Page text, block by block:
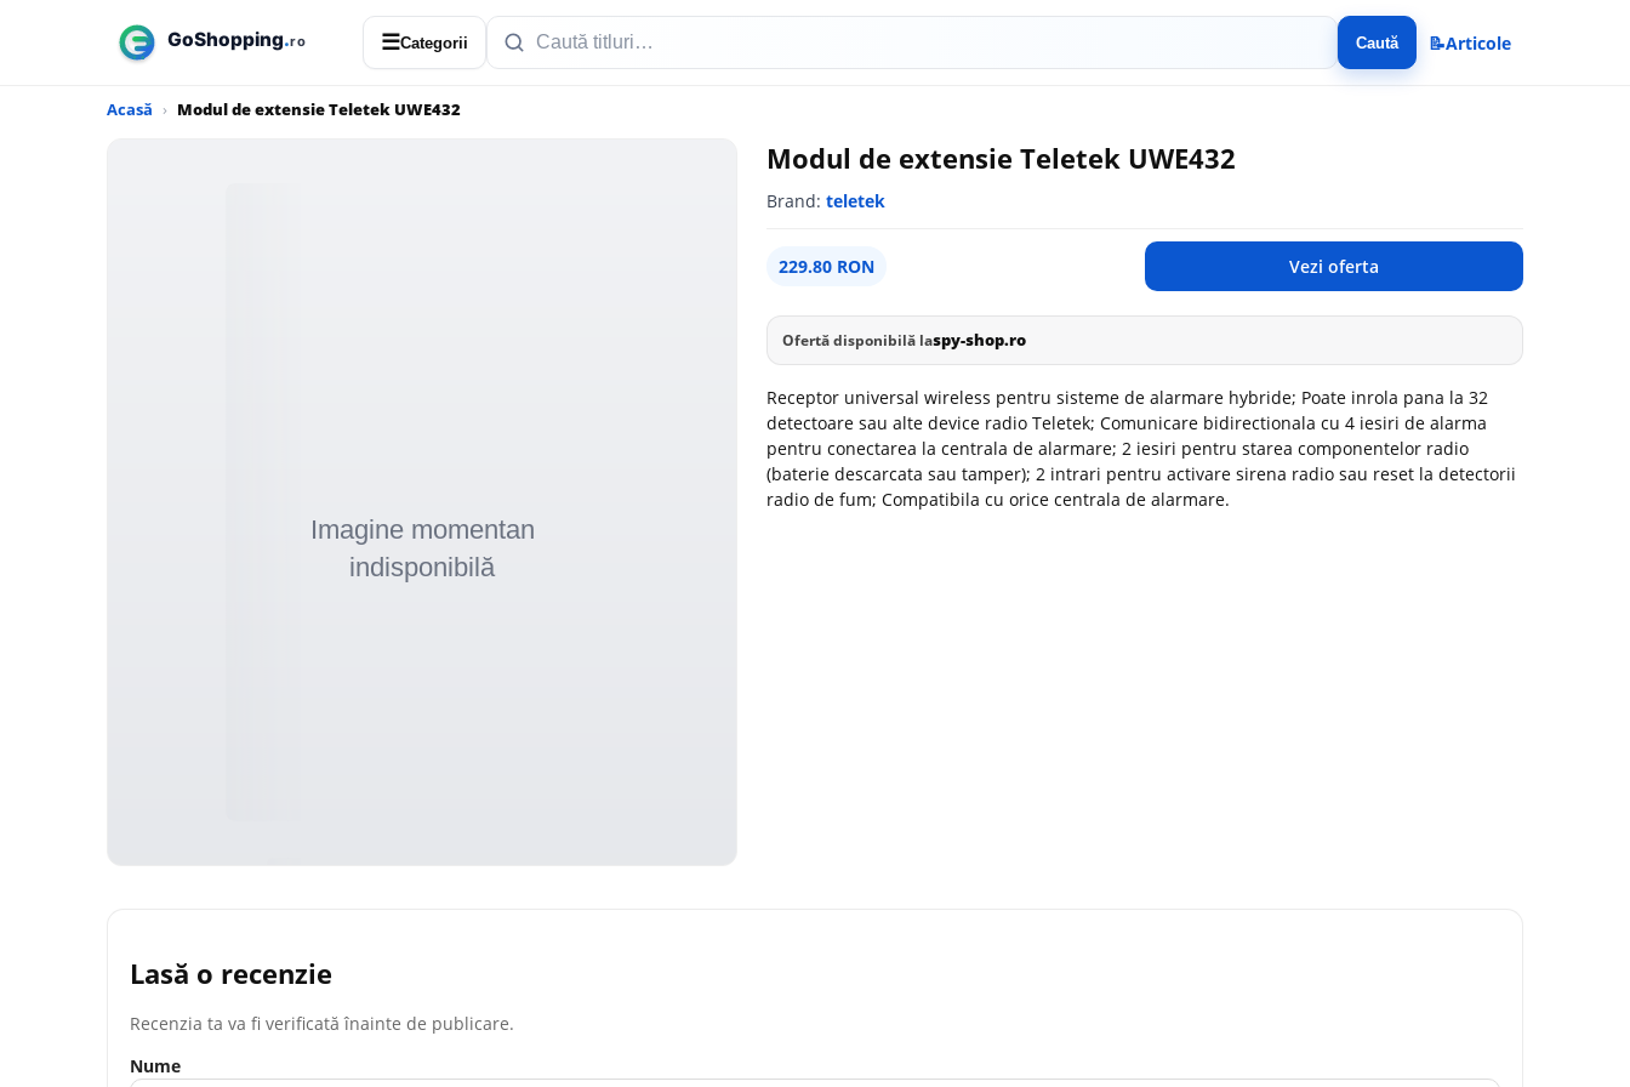
☰Categorii Caută 📝Articole
Acasă Modul de extensie Teletek UWE432
Modul de extensie Teletek UWE432
Brand: teletek
229.80 RON Vezi oferta
Ofertă disponibilă laspy-shop.ro
Receptor universal wireless pentru sisteme de alarmare hybride; Poate inrola pana la 32
detectoare sau alte device radio Teletek; Comunicare bidirectionala cu 4 iesiri de alarma
pentru conectarea la centrala de alarmare; 2 iesiri pentru starea componentelor radio
(baterie descarcata sau tamper); 2 intrari pentru activare sirena radio sau reset la detectorii
radio de fum; Compatibila cu orice centrala de alarmare.
Lasă o recenzie
Recenzia ta va fi verificată înainte de publicare.
Nume